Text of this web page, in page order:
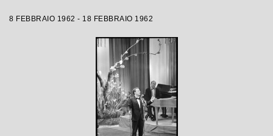
8 FEBBRAIO 1962 - 18 FEBBRAIO 1962